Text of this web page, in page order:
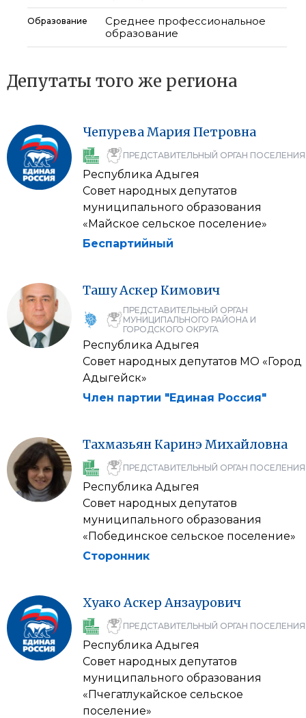
Образование
Среднее профессиональное
образование
Депутаты того же региона
ЧепуреваМарияПетровна
ПРЕДСТАВИТЕЛЬНЫЙ ОРГАН ПОСЕЛЕНИЯ
Республика Адыгея
Совет народных депутатов
муниципального образования
«Майское сельское поселение»
Беспартийный
ТашуАскер Кимович
ПРЕДСТАВИТЕЛЬНЫЙ ОРГАН
МУНИЦИПАЛЬНОГО РАЙОНА И
ГОРОДСКОГО ОКРУГА
Республика Адыгея
Совет народных депутатов МО «Город
Адыгейск»
Член партии "Единая Россия"
Тахмазьян Каринэ Михайловна
ПРЕДСТАВИТЕЛЬНЫЙ ОРГАН ПОСЕЛЕНИЯ
Республика Адыгея
Совет народных депутатов
муниципального образования
«Побединское сельское поселение»
Сторонник
Хуако Аскер Анзаурович
ПРЕДСТАВИТЕЛЬНЫЙ ОРГАН ПОСЕЛЕНИЯ
Республика Адыгея
Совет народных депутатов
муниципального образования
«Пчегатлукайское сельское
поселение»